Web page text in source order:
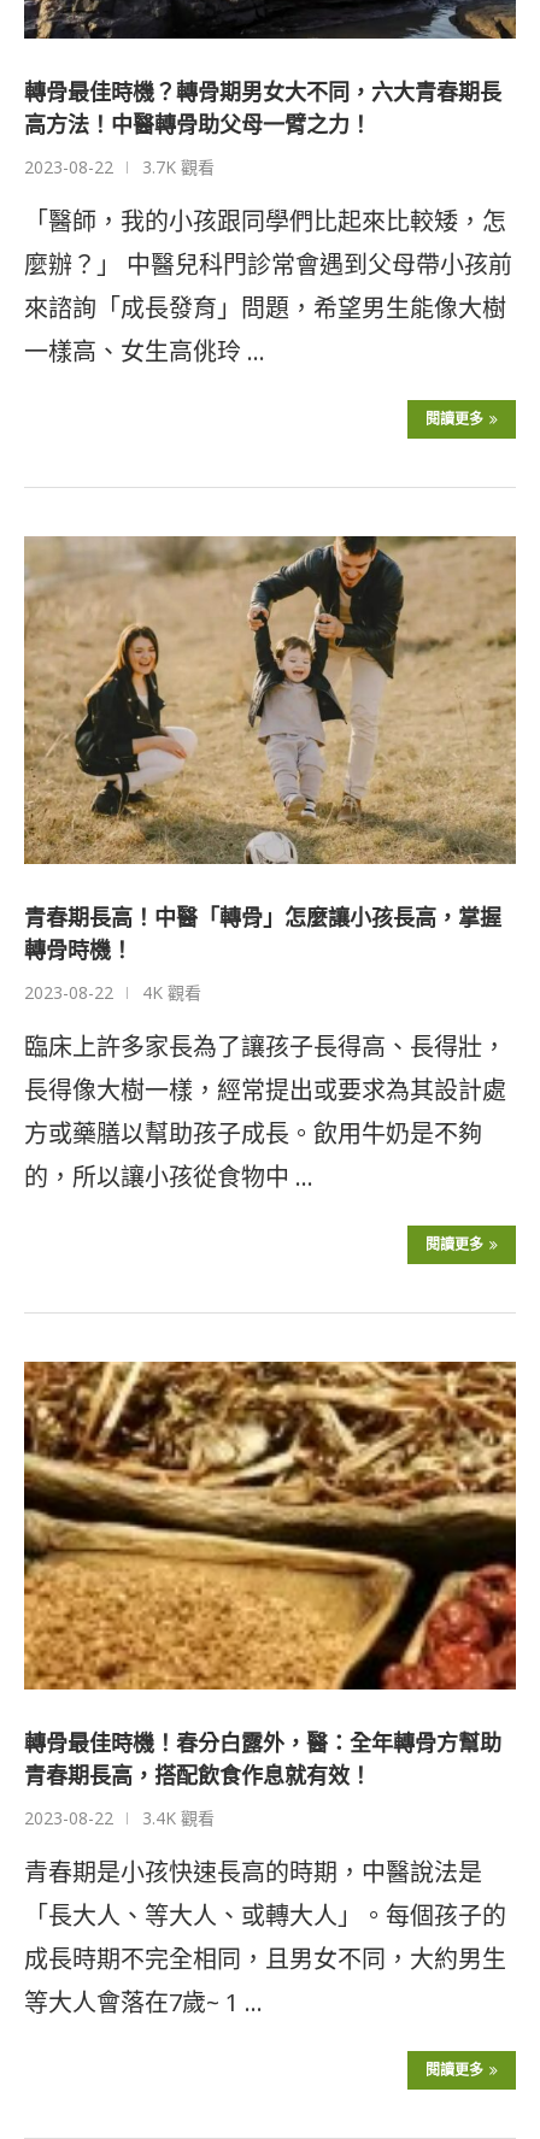
轉骨最佳時機？轉骨期男女大不同，六大青春期長
高方法！中醫轉骨助父母一臂之力！
2023-08-22 3.7K 觀看
「醫師，我的小孩跟同學們比起來比較矮，怎
麼辦？」 中醫兒科門診常會遇到父母帶小孩前
來諮詢「成長發育」問題，希望男生能像大樹
一樣高、女生高佻玲 …
閱讀更多
青春期長高！中醫「轉骨」怎麼讓小孩長高，掌握
轉骨時機！
2023-08-22 4K 觀看
臨床上許多家長為了讓孩子長得高、長得壯，
長得像大樹一樣，經常提出或要求為其設計處
方或藥膳以幫助孩子成長。飲用牛奶是不夠
的，所以讓小孩從食物中 …
閱讀更多
轉骨最佳時機！春分白露外，醫：全年轉骨方幫助
青春期長高，搭配飲食作息就有效！
2023-08-22 3.4K 觀看
青春期是小孩快速長高的時期，中醫說法是
「長大人、等大人、或轉大人」。每個孩子的
成長時期不完全相同，且男女不同，大約男生
等大人會落在7歲~ 1 …
閱讀更多